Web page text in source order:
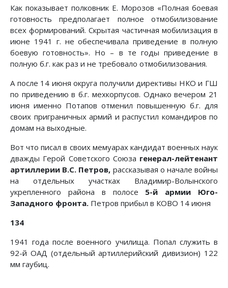
Как показывает полковник Е. Морозов «Полная боевая
готовность предполагает полное отмобилизование
всех формирований. Скрытая частичная мобилизация в
июне 1941 г. не обеспечивала приведение в полную
боевую готовность». Но – в те годы приведение в
полную б.г. как раз и не требовало отмобилизования.
А после 14 июня округа получили директивы НКО и ГШ
по приведению в б.г. мехкорпусов. Однако вечером 21
июня именно Потапов отменил повышенную б.г. для
своих приграничных армий и распустил командиров по
домам на выходные.
Вот что писал в своих мемуарах кандидат военных наук
дважды Герой Советского Союза генерал-лейтенант
артиллерии В.С. Петров, рассказывая о начале войны
на отдельных участках Владимир-Волынского
укрепленного района в полосе 5-й армии Юго-
Западного фронта. Петров прибыл в КОВО 14 июня
134
1941 года после военного училища. Попал служить в
92-й ОАД (отдельный артиллерийский дивизион) 122
мм гаубиц.